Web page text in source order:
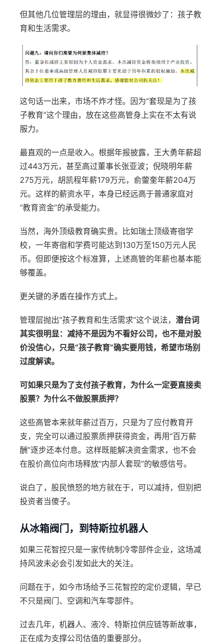
但其他几位管理层的理由，就显得很微妙了：孩子教
育和生活需求。
这句话一出来，市场不炸才怪。因为“套现是为了孩
子教育”这个理由，放在这些高管身上实在不太有说
服力。
最直观的一点是收入。根据年报披露，王大勇年薪超
过443万元，甚至高过董事长张亚波；倪晓明年薪
275万元，胡凯程年薪179万元，俞蓥奎年薪204万
元。这样的薪资水平，本身已经远高于普通家庭对
“教育资金”的承受能力。
当然，海外顶级教育确实贵。比如瑞士顶级寄宿学
校，一年寄宿和学费可能达到130万至150万元人民
币。但即便按这个标准算，上述高管的年薪也基本能
够覆盖。
更关键的矛盾在操作方式上。
管理层抛出“孩子教育和生活需求”这个说法， 潜台词
其实很明显：减持不是因为不看好公司，也不是对股
价没信心，只是“孩子教育”确实要用钱，希望市场别
过度解读。
可如果只是为了支付孩子教育，为什么一定要直接卖
股票？为什么不做股票质押？
这些高管本来就年薪过百万，只是为了应付教育开
支，完全可以通过股票质押获得资金，再用“百万薪
酬”逐步还本付息。这样既能解决资金需求，也不会
在股价高位向市场释放“内部人套现”的敏感信号。
说白了，股民愤怒的地方就在于，可以减持，但别把
投资者当傻子。
从冰箱阀门，到特斯拉机器人
如果三花智控只是一家传统制冷零部件企业，这场减
持风波未必会引发如此大的关注。
问题在于，如今市场给予三花智控的定价逻辑，早已
不只是阀门、空调和汽车零部件。
过去几年，机器人、液冷、特斯拉供应链等新故事，
正在成为支撑公司估值的重要部分。